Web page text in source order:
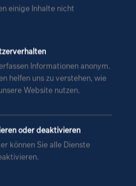
einige Inhalte nicht
Informationen anonym.
helfen uns zu verstehen, wie
Website nutzen.
oder deaktivieren
können Sie alle Dienste